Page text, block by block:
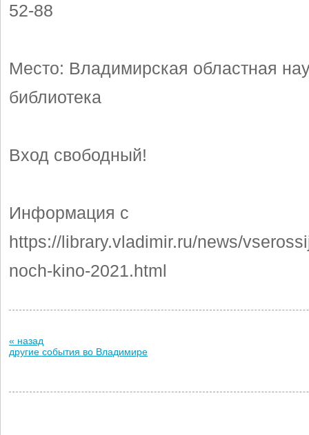
52-88
Место: Владимирская областная
библиотека
Вход свободный!
Информация с
https://library.vladimir.ru/news/
noch-kino-2021.html
« назад
другие события во Владимире